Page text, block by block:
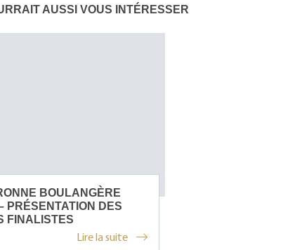
AUSSI VOUS INTÉRESSER
BOULANGÈRE
PRÉSENTATION DES
FINALISTES
Lire la suite